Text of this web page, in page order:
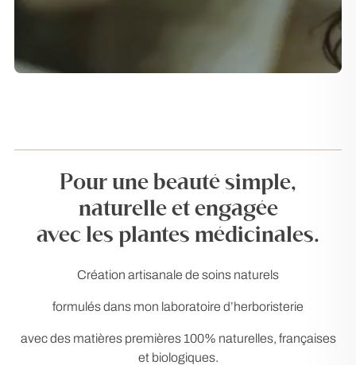
Pour une beauté simple,
naturelle et engagée
avec les plantes médicinales.
Création artisanale de soins naturels
formulés dans mon laboratoire d’herboristerie
avec des matières premières 100% naturelles, françaises
et biologiques.